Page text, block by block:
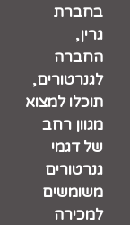
בחברת
גרין,
החברה
לגנרטורים,
תוכלו למצוא
מגוון רחב
של דגמי
גנרטורים
משומשים
למכירה